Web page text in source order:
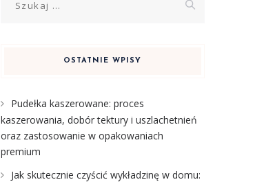
OSTATNIE WPISY
Pudełka kaszerowane: proces
kaszerowania, dobór tektury i uszlachetnień
oraz zastosowanie w opakowaniach
premium
Jak skutecznie czyścić wykładzinę w domu: